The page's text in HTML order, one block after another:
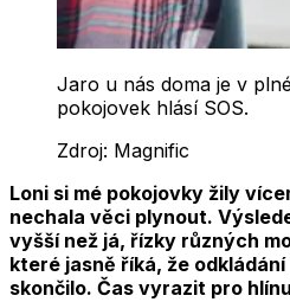
Jaro u nás doma je v
pokojovek hlásí SOS.
Zdroj: Magnific
Loni si mé pokojovky žily
nechala věci plynout.
vyšší než já, řízky různých
které jasně říká, že
skončilo. Čas vyrazit pro